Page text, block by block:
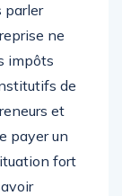
parler
ne
impôts
de
et
payer un
fort